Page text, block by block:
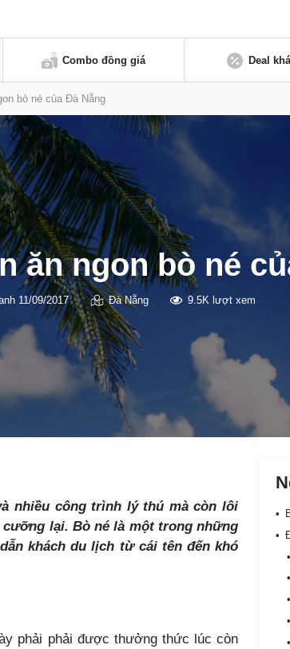
Combo đồng giá Deal
bò né của Đà Nẵng
ăn ngon bò né
11/09/2017 Đà Nẵng 9.5K lượt xem
nhiều công trình lý thú mà còn lôi
lại. Bò né là một trong những
khách du lịch từ cái tên đến khó
phải phải được thưởng thức lúc còn